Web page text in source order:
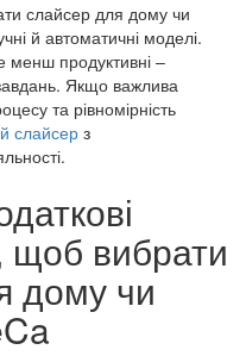
слайсер для дому чи
й автоматичні моделі.
менш продуктивні –
Якщо важлива
та рівномірність
слайсер з
щоб вибрати
дому чи